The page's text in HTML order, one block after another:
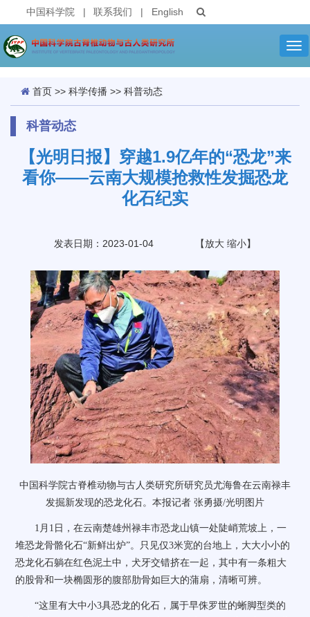
中国科学院 | 联系我们 | English
首页 >> 科学传播 >> 科普动态
科普动态
【光明日报】穿越1.9亿年的“恐龙”来
看你——云南大规模抢救性发掘恐龙
化石纪实
发表日期：2023-01-04 【放大 缩小】
中国科学院古脊椎动物与古人类研究所研究员尤海鲁在云南禄丰
发掘新发现的恐龙化石。本报记者 张勇摄/光明图片
1月1日，在云南楚雄州禄丰市恐龙山镇一处陡峭荒坡上，一
堆恐龙骨骼化石“新鲜出炉”。只见仅3米宽的台地上，大大小小的
恐龙化石躺在红色泥土中，犬牙交错挤在一起，其中有一条粗大
的股骨和一块椭圆形的腹部肋骨如巨大的蒲扇，清晰可辨。
“这里有大中小3具恐龙的化石，属于早侏罗世的蜥脚型类的